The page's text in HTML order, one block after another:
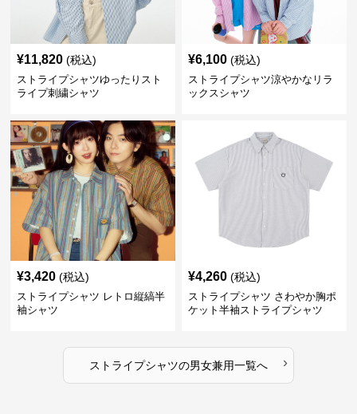
¥11,820 (税込)
ストライプシャツゆったりスト
ライプ刺繍シャツ
¥6,100 (税込)
ストライプシャツ涼やかなリラ
ックスシャツ
¥3,420 (税込)
ストライプシャツ レトロ縦縞半
袖シャツ
¥4,260 (税込)
ストライプシャツ さわやか胸ポ
ケット半袖ストライプシャツ
ストライプシャツの男女兼用一覧へ ›